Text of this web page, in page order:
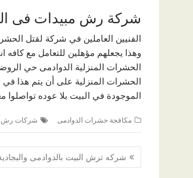
شركة رش مبيدات فى
وهذا يجعلهم مؤهلين للتعامل مع
الحشرات المنزلية الدوادمى حي
الحشرات المنزلية على أن يتم هذا
الموجودة في البيت بلا عوده
مكافجة حشرات الدوادمى شركات رش
تصفّح
المقالات
شركه ترش البيت بالدوادمى والبجادية